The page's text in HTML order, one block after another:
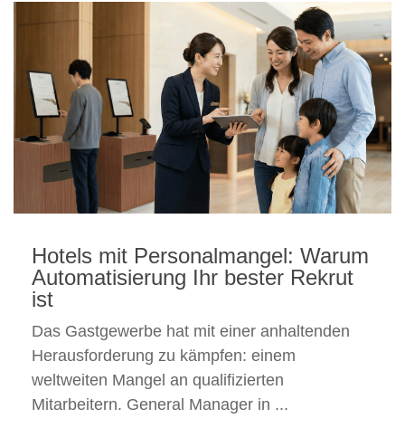
Hotels mit Personalmangel: Warum
Automatisierung Ihr bester Rekrut
ist
Das Gastgewerbe hat mit einer anhaltenden
Herausforderung zu kämpfen: einem
weltweiten Mangel an qualifizierten
Mitarbeitern. General Manager in ...